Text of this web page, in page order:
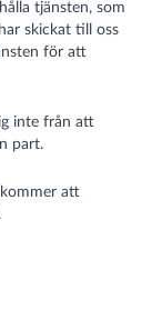
tjänsten, som
skickat till oss
för att
inte från att
part.
att